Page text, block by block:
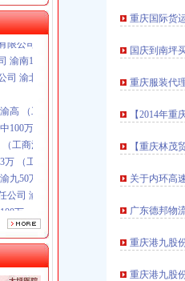
万 （进出口权）
限公司 渝中300万 （工商变更）
渝南100万 （进出口权）
司 渝北100万 （进出口权）
高 （工商注册）
100万 （工商注册）
工商注册）
（工商注册）
九50万 （进出口权）
公司 渝高100万 （进出口权）
万 （进出口权）
限公司 渝中300万 （工商变更）
渝南100万 （进出口权）
重庆国际货
国庆到南坪
重庆服装代
【2014年
【重庆林茂
关于内环高
广东德邦物
重庆港九股
重庆港九股